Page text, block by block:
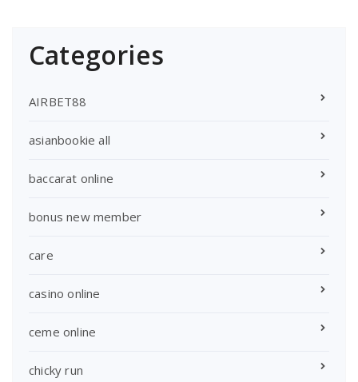
Categories
AIRBET88
asianbookie all
baccarat online
bonus new member
care
casino online
ceme online
chicky run